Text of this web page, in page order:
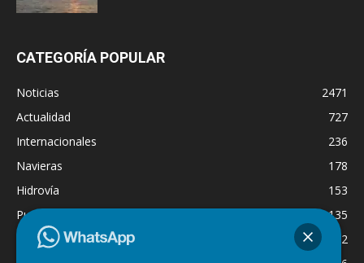
CATEGORÍA POPULAR
Noticias
2471
Actualidad
727
Internacionales
236
Navieras
178
Hidrovía
153
Puertos
135
Economía
132